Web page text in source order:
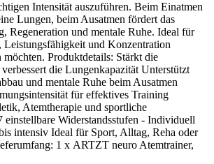
Intensität auszuführen. Beim Einatmen
Lungen, beim Ausatmen fördert das
Regeneration und mentale Ruhe. Ideal für
und Konzentration
möchten. Produktdetails: Stärkt die
die Lungenkapazität Unterstützt
und mentale Ruhe beim Ausatmen
für effektives Training
Atemtherapie und sportliche
einstellbare Widerstandsstufen - Individuell
intensiv Ideal für Sport, Alltag, Reha oder
1 x ARTZT neuro Atemtrainer,